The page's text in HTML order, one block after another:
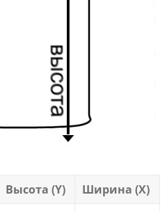
Высота (Y)
Ширина (X)